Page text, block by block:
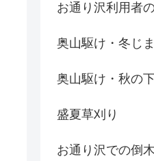
お通り沢利用者
奥山駆け・冬じ
奥山駆け・秋の
盛夏草刈り
お通り沢での倒